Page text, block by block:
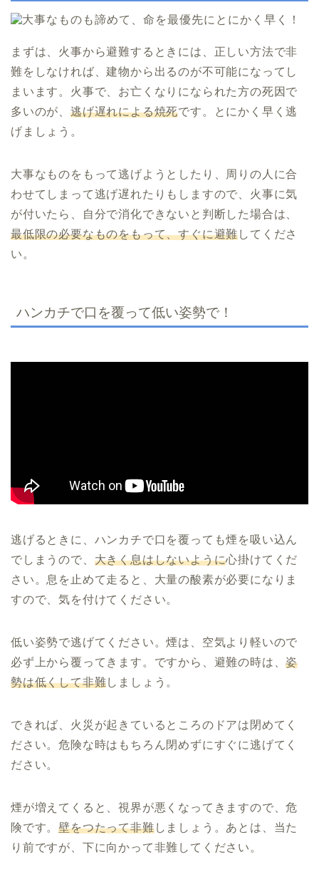
まずは、火事から避難するときには、正しい方法で非
難をしなければ、建物から出るのが不可能になってし
まいます。火事で、お亡くなりになられた方の死因で
多いのが、 逃げ遅れによる焼死です。とにかく早く逃
げましょう。
大事なものをもって逃げようとしたり、周りの人に合
わせてしまって逃げ遅れたりもしますので、火事に気
が付いたら、自分で消化できないと判断した場合は、
最低限の必要なものをもって、すぐに避難してくださ
い。
ハンカチで口を覆って低い姿勢で！
逃げるときに、ハンカチで口を覆っても煙を吸い込ん
でしまうので、 大きく息はしないように心掛けてくだ
さい。息を止めて走ると、大量の酸素が必要になりま
すので、気を付けてください。
低い姿勢で逃げてください。煙は、空気より軽いので
必ず上から覆ってきます。ですから、避難の時は、姿
勢は低くして非難しましょう。
できれば、火災が起きているところのドアは閉めてく
ださい。危険な時はもちろん閉めずにすぐに逃げてく
ださい。
煙が増えてくると、視界が悪くなってきますので、危
険です。壁をつたって非難しましょう。あとは、当た
り前ですが、下に向かって非難してください。